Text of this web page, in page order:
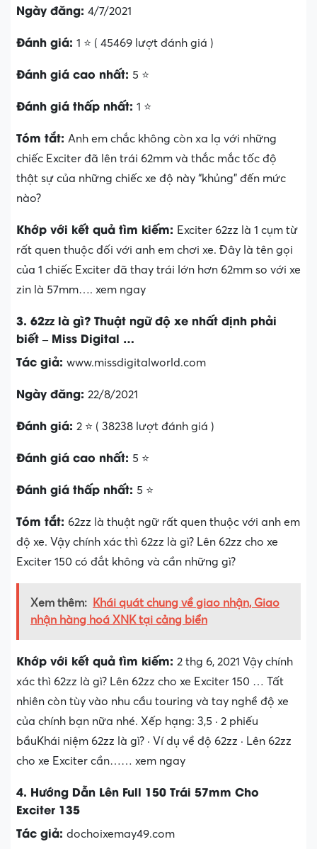
Ngày đăng: 4/7/2021
Đánh giá: 1 ⭐ ( 45469 lượt đánh giá )
Đánh giá cao nhất: 5 ⭐
Đánh giá thấp nhất: 1 ⭐
Tóm tắt: Anh em chắc không còn xa lạ với những
chiếc Exciter đã lên trái 62mm và thắc mắc tốc độ
thật sự của những chiếc xe độ này “khủng” đến mức
nào?
Khớp với kết quả tìm kiếm: Exciter 62zz là 1 cụm từ
rất quen thuộc đối với anh em chơi xe. Đây là tên gọi
của 1 chiếc Exciter đã thay trái lớn hơn 62mm so với xe
zin là 57mm…. xem ngay
3. 62zz là gì? Thuật ngữ độ xe nhất định phải
biết – Miss Digital …
Tác giả: www.missdigitalworld.com
Ngày đăng: 22/8/2021
Đánh giá: 2 ⭐ ( 38238 lượt đánh giá )
Đánh giá cao nhất: 5 ⭐
Đánh giá thấp nhất: 5 ⭐
Tóm tắt: 62zz là thuật ngữ rất quen thuộc với anh em
độ xe. Vậy chính xác thì 62zz là gì? Lên 62zz cho xe
Exciter 150 có đắt không và cần những gì?
Xem thêm:
Khái quát chung về giao nhận, Giao
nhận hàng hoá XNK tại cảng biển
Khớp với kết quả tìm kiếm: 2 thg 6, 2021 Vậy chính
xác thì 62zz là gì? Lên 62zz cho xe Exciter 150 … Tất
nhiên còn tùy vào nhu cầu touring và tay nghề độ xe
của chính bạn nữa nhé. Xếp hạng: 3,5 · ‎2 phiếu
bầu‎Khái niệm 62zz là gì? · ‎Ví dụ về độ 62zz · ‎Lên 62zz
cho xe Exciter cần…… xem ngay
4. Hướng Dẫn Lên Full 150 Trái 57mm Cho
Exciter 135
Tác giả: dochoixemay49.com